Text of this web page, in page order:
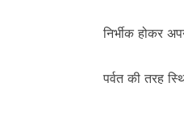
निर्भीक होकर
पर्वत की तरह